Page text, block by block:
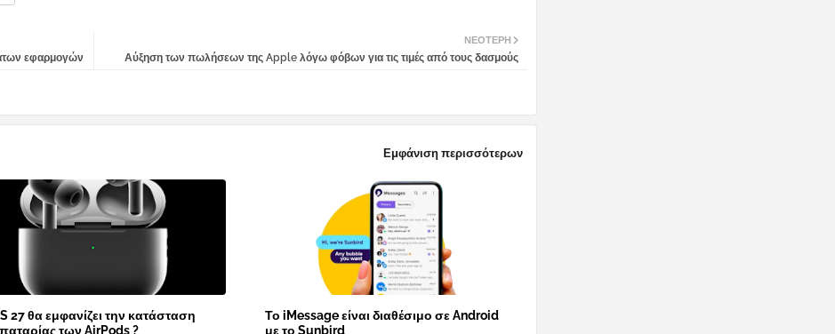
ΝΕΌΤΕΡΗ
Αύξηση των πωλήσεων της Apple λόγω φόβων για τις τιμές από τους δασμούς
εφαρμογών
Εμφάνιση περισσότερων
27 θα εμφανίζει την κατάσταση
των AirPods ?
Το iMessage είναι διαθέσιμο σε Android
με το Sunbird